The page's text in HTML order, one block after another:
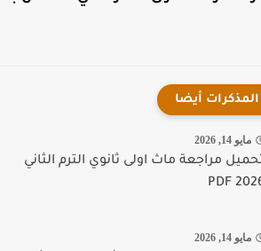
أيضا
14, 2026
مراجعة ماث اولى ثانوي الترم الثاني
PDF
14, 2026